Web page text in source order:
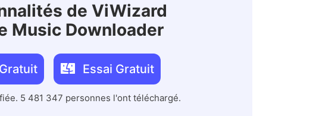
de ViWizard
Music Downloader
Essai Gratuit
5 481 347 personnes l'ont téléchargé.